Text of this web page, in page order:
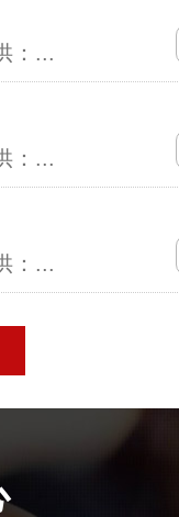
：...
：...
：...